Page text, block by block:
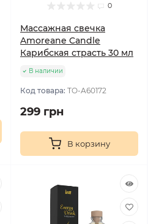
0
Массажная свечка
Amoreane Candle
Карибская страсть 30 мл
В наличии
Код товара: TO-A60172
299 грн
В корзину